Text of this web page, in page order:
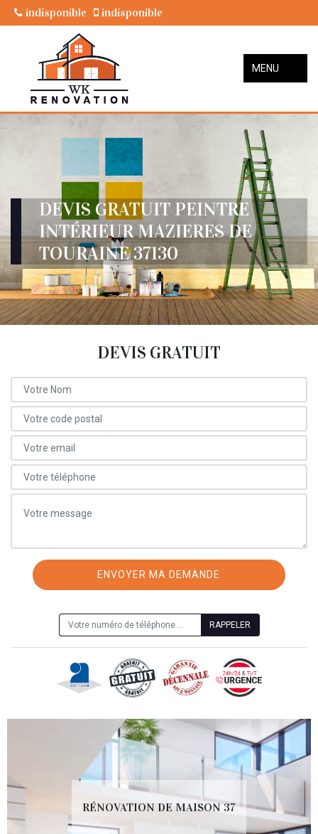
indisponible indisponible
MENU
DEVIS GRATUIT PEINTRE
INTÉRIEUR MAZIERES DE
TOURAINE 37130
DEVIS GRATUIT
RÉNOVATION DE MAISON 37